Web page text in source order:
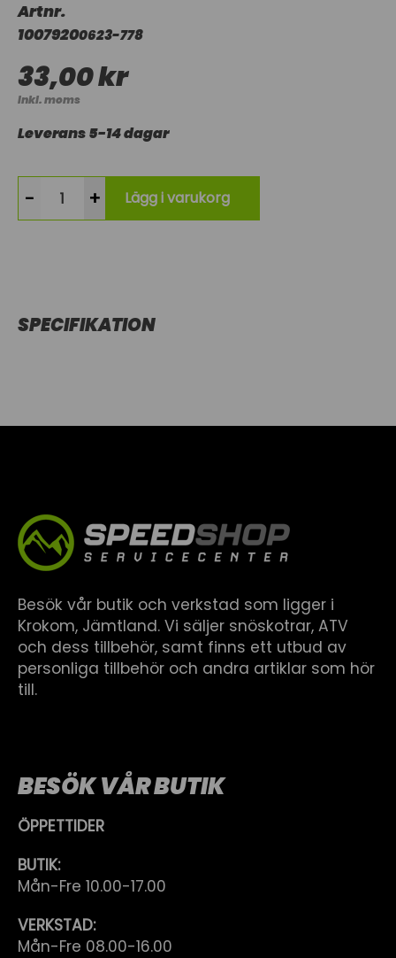
Artnr.
10079200623-778
33,00 kr
Inkl. moms
Leverans 5-14 dagar
- + Lägg i varukorg
SPECIFIKATION
Besök vår butik och verkstad som ligger i
Krokom, Jämtland. Vi säljer snöskotrar, ATV
och dess tillbehör, samt finns ett utbud av
personliga tillbehör och andra artiklar som hör
till.
BESÖK VÅR BUTIK
ÖPPETTIDER
BUTIK:
Mån-Fre 10.00-17.00
VERKSTAD:
Mån-Fre 08.00-16.00